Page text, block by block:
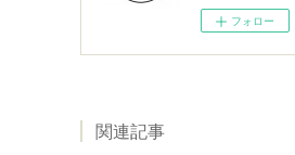
フォロー
関連記事